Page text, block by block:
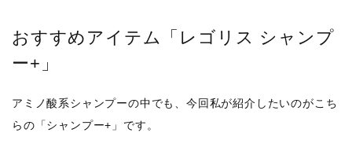
おすすめアイテム「レゴリス シャンプ
ー+」
アミノ酸系シャンプーの中でも、今回私が紹介したいのがこち
らの「シャンプー+」です。